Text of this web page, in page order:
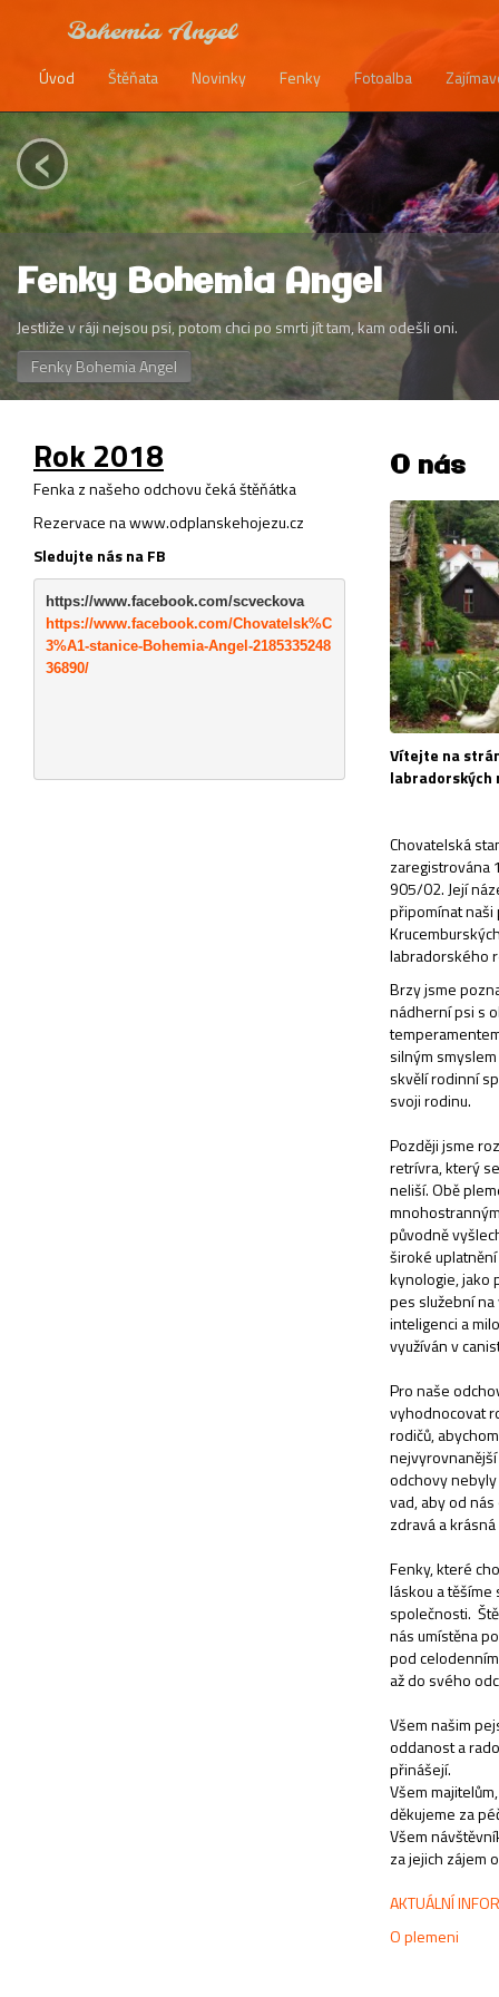
Bohemia Angel
Úvod Štěňata Novinky Fenky Fotoalba
Fenky Bohemia Angel
Jestliže v ráji nejsou psi, potom chci po smrti jít tam, kam odešli oni.
Fenky Bohemia Angel
‹
Rok 2018
Fenka z našeho odchovu čeká štěňátka
Rezervace na www.odplanskehojezu.cz
Sledujte nás na FB
https://www.facebook.com/scveckova
https://www.facebook.com/Chovatelsk%C
3%A1-stanice-Bohemia-Angel-2185335248
36890/
O nás
Vítejte na
Chovatelská
zaregistrována
905/02. Její
připomínat
labradorského
Brzy jsme
nádherní psi s
silným
skvělí rodinní
svoji rodinu.
Později jsme
retrívra, který
neliší. Obě
původně
široké
kynologie, jako
pes služební
inteligenci a
využíván v
Pro naše
vyhodnocovat
rodičů,
nejvyrovnanější
odchovy
vad, aby od
zdravá a
Fenky, které
láskou a
společnosti.
nás umístěna
pod
až do svého
Všem našim
oddanost a
přinášejí.
Všem
děkujeme za
Všem
za jejich zájem
AKTUÁLNÍ
O plemeni